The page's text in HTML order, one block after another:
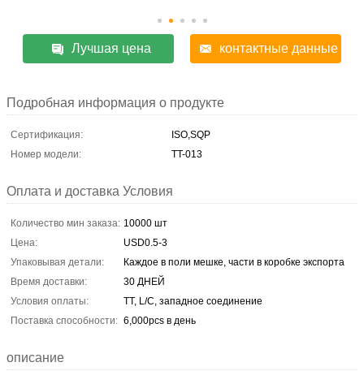
Лучшая цена контактные данные
Подробная информация о продукте
Сертификация:
ISO,SQP
Номер модели:
TT-013
Оплата и доставка Условия
Количество мин заказа: 10000 шт
Цена:
USD0.5-3
Упаковывая детали:
Каждое в поли мешке, части в коробке экспорта
Время доставки:
30 ДНЕЙ
Условия оплаты:
TT, L/C, западное соединение
Поставка способности: 6,000pcs в день
описание